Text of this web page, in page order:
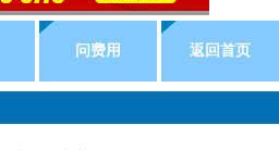
问费用 返回首页